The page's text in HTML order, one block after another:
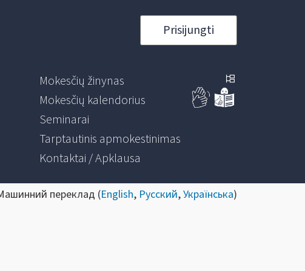
Prisijungti
Mokesčių žinynas
Mokesčių kalendorius
Seminarai
Tarptautinis apmokestinimas
Kontaktai / Apklausa
переклад (English, Русский,Українська)